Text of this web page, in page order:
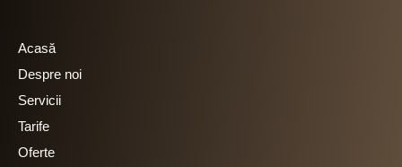
Acasă
Despre noi
Servicii
Tarife
Oferte